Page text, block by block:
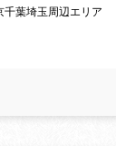
葉埼玉周辺エリア